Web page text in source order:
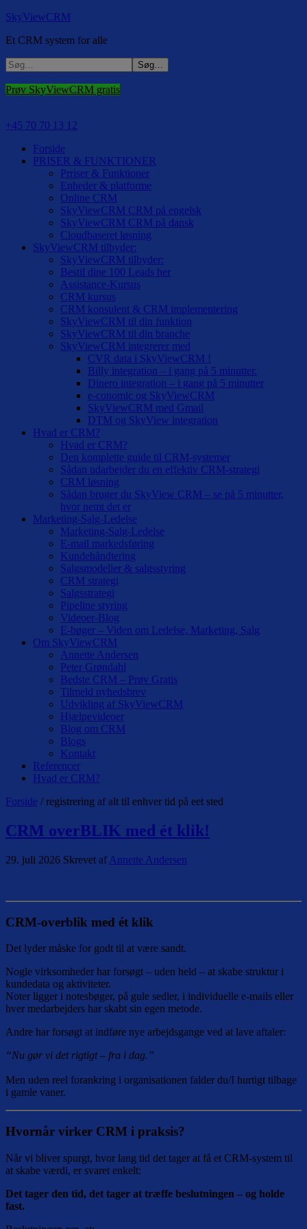
SkyViewCRM
Et CRM system for alle
Prøv SkyViewCRM gratis
+45 70 70 13 12
Forside
PRISER & FUNKTIONER
Prriser & Funktioner
Enheder & platforme
Online CRM
SkyViewCRM CRM på engelsk
SkyViewCRM CRM på dansk
Cloudbaseret løsning
SkyViewCRM tilbyder:
SkyViewCRM tilbyder:
Bestil dine 100 Leads her
Assistance-Kursus
CRM kursus
CRM konsulent & CRM implementering
SkyViewCRM til din funktion
SkyViewCRM til din branche
SkyViewCRM integrerer med
CVR data i SkyViewCRM !
Billy integration – i gang på 5 minutter.
Dinero integration – i gang på 5 minutter
e-conomic og SkyViewCRM
SkyViewCRM med Gmail
DTM og SkyView integration
Hvad er CRM?
Hvad er CRM?
Den komplette guide til CRM-systemer
Sådan udarbejder du en effektiv CRM-strategi
CRM løsning
Sådan bruger du SkyView CRM – se på 5 minutter,
hvor nemt det er
Marketing-Salg-Ledelse
Marketing-Salg-Ledelse
E-mail markedsføring
Kundehåndtering
Salgsmodeller & salgsstyring
CRM strategi
Salgsstrategi
Pipeline styring
Videoer-Blog
E-bøger – Viden om Ledelse, Marketing, Salg
Om SkyViewCRM
Annette Andersen
Peter Grøndahl
Bedste CRM – Prøv Gratis
Tilmeld nyhedsbrev
Udvikling af SkyViewCRM
Hjælpevideoer
Blog om CRM
Blogs
Kontakt
Referencer
Hvad er CRM?
Forside / registrering af alt til enhver tid på eet sted
CRM overBLIK med ét klik!
29. juli 2026 Skrevet af Annette Andersen
CRM-overblik med ét klik
Det lyder måske for godt til at være sandt.
Nogle virksomheder har forsøgt – uden held – at skabe struktur i
kundedata og aktiviteter.
Noter ligger i notesbøger, på gule sedler, i individuelle e-mails eller
hver medarbejders har skabt sin egen metode.
Andre har forsøgt at indføre nye arbejdsgange ved at lave aftaler:
“Nu gør vi det rigtigt – fra i dag.”
Men uden reel forankring i organisationen falder du/I hurtigt tilbage
i gamle vaner.
Hvornår virker CRM i praksis?
Når vi bliver spurgt, hvor lang tid det tager at få et CRM-system til
at skabe værdi, er svaret enkelt:
Det tager den tid, det tager at træffe beslutningen – og holde
fast.